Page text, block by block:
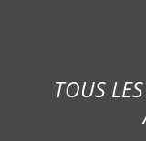
TOUS